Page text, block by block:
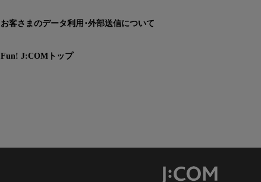
お客さまのデータ利用･外部送信について
Fun! J:COMトップ